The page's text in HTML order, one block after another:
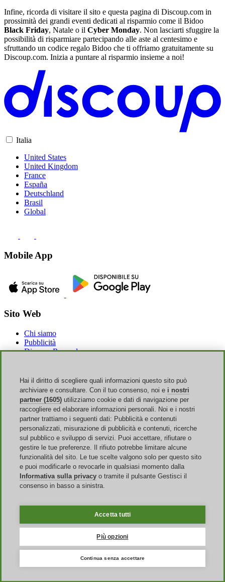
Infine, ricorda di visitare il sito e questa pagina di Discoup.com in
prossimità dei grandi eventi dedicati al risparmio come il Bidoo
Black Friday, Natale o il Cyber Monday. Non lasciarti sfuggire la
possibilità di risparmiare partecipando alle aste al centesimo e
sfruttando un codice regalo Bidoo che ti offriamo gratuitamente su
Discoup.com. Inizia a puntare al risparmio insieme a noi!
Italia
United States
United Kingdom
France
España
Deutschland
Brasil
Global
Mobile App
Sito Web
Chi siamo
Pubblicità
Discoup Rewards
T&C
Informazioni legali
Trasparenza
Team Discoup
News
Tutti i negozi
Tutte le categorie
Guida agli sconti
Eventi
Saldi Online
Back to School
Halloween
Discoup ® è gestito da TIKATO ©2013-2026. Tutti i diritti sono
riservati. P.IVA 03836750244 |PRIVACY
Discoup® è un portale di codici sconto per l'Italia. Offerte
aggiornate per lo shopping online italiano.
Hai il diritto di scegliere quali informazioni questo sito può
archiviare e consultare. Con il tuo consenso, noi e i nostri
partner (1605) utilizziamo cookie e dati di navigazione per
raccogliere ed elaborare informazioni personali. Noi e i nostri
partner trattiamo i seguenti dati: Pubblicità e contenuti
personalizzati, misurazione di pubblicità e contenuti, ricerche
sul pubblico e sviluppo di servizi. Puoi accettare, rifiutare o
gestire le tue preferenze. Il rifiuto potrebbe limitare alcune
funzionalità del sito. Le tue scelte valgono solo per questo sito
e puoi modificarle o revocarle in qualsiasi momento dalla
Informativa sulla privacy o tramite il pulsante Gestisci il
consenso in basso a sinistra.
Accetta tutti
Più opzioni
Continua senza accettare